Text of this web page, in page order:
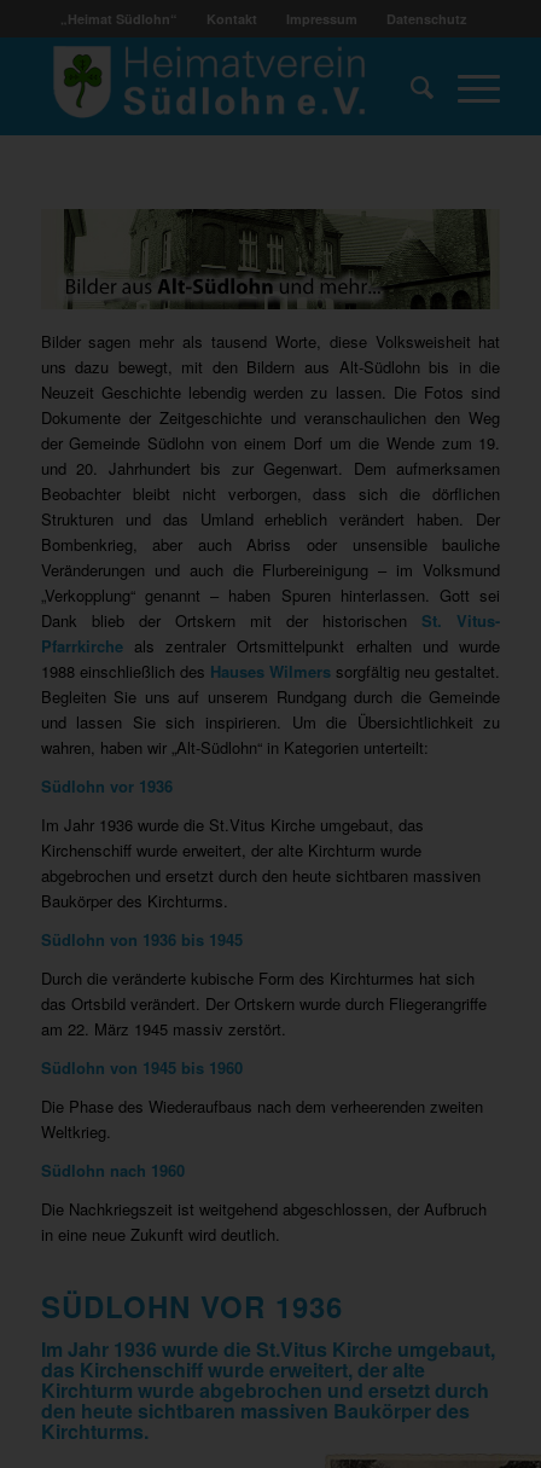
„Heimat Südlohn“ Kontakt Impressum Datenschutz
Bilder sagen mehr als tausend Worte, diese Volksweisheit hat
uns dazu bewegt, mit den Bildern aus Alt-Südlohn bis in die
Neuzeit Geschichte lebendig werden zu lassen. Die Fotos sind
Dokumente der Zeitgeschichte und veranschaulichen den Weg
der Gemeinde Südlohn von einem Dorf um die Wende zum 19.
und 20. Jahrhundert bis zur Gegenwart. Dem aufmerksamen
Beobachter bleibt nicht verborgen, dass sich die dörflichen
Strukturen und das Umland erheblich verändert haben. Der
Bombenkrieg, aber auch Abriss oder unsensible bauliche
Veränderungen und auch die Flurbereinigung – im Volksmund
„Verkopplung“ genannt – haben Spuren hinterlassen. Gott sei
Dank blieb der Ortskern mit der historischen St. Vitus-
Pfarrkircheals zentraler Ortsmittelpunkt erhalten und wurde
1988 einschließlich des Hauses Wilmerssorgfältig neu gestaltet.
Begleiten Sie uns auf unserem Rundgang durch die Gemeinde
und lassen Sie sich inspirieren. Um die Übersichtlichkeit zu
wahren, haben wir „Alt-Südlohn“ in Kategorien unterteilt:
Südlohn vor 1936
Im Jahr 1936 wurde die St.Vitus Kirche umgebaut, das
Kirchenschiff wurde erweitert, der alte Kirchturm wurde
abgebrochen und ersetzt durch den heute sichtbaren massiven
Baukörper des Kirchturms.
Südlohn von 1936 bis 1945
Durch die veränderte kubische Form des Kirchturmes hat sich
das Ortsbild verändert. Der Ortskern wurde durch Fliegerangriffe
am 22. März 1945 massiv zerstört.
Südlohn von 1945 bis 1960
Die Phase des Wiederaufbaus nach dem verheerenden zweiten
Weltkrieg.
Südlohn nach 1960
Die Nachkriegszeit ist weitgehend abgeschlossen, der Aufbruch
in eine neue Zukunft wird deutlich.
SÜDLOHN VOR 1936
Im Jahr 1936 wurde die St.Vitus Kirche umgebaut,
das Kirchenschiff wurde erweitert, der alte
Kirchturm wurde abgebrochen und ersetzt durch
den heute sichtbaren massiven Baukörper des
Kirchturms.